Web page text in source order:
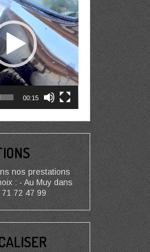
00:15
nos prestations
: - Au Muy dans
72 47 99